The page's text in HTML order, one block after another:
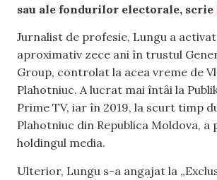
sau ale fondurilor electorale, scrie
Jurnalist de profesie, Lungu a
aproximativ zece ani în trustul
Group, controlat la acea vreme de
Plahotniuc. A lucrat mai întâi la
Prime TV, iar în 2019, la scurt timp
Plahotniuc din Republica Moldova, a
holdingul media.
Ulterior, Lungu s-a angajat la